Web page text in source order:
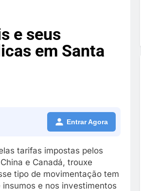
e seus
em Santa
Entrar Agora
tarifas impostas pelos
e Canadá, trouxe
tipo de movimentação tem
e nos investimentos